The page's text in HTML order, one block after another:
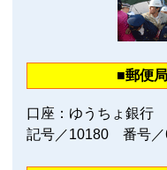
■郵便
口座：ゆうちょ銀行
記号／10180 番号／